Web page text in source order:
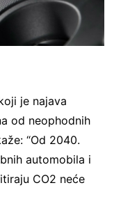
je najava
od neophodnih
“Od 2040.
automobila i
CO2 neće